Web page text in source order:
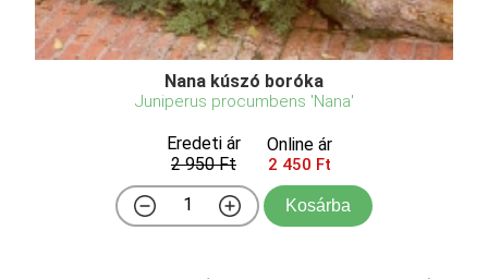
Nana kúszó boróka
Juniperus procumbens 'Nana'
Eredeti ár
2 950 Ft
Online ár
2 450 Ft
Kosárba